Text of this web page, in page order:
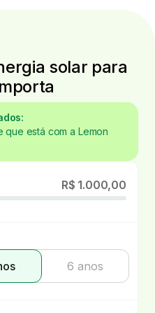
solar para
que está com a Lemon
R$ 1.000,00
6 anos